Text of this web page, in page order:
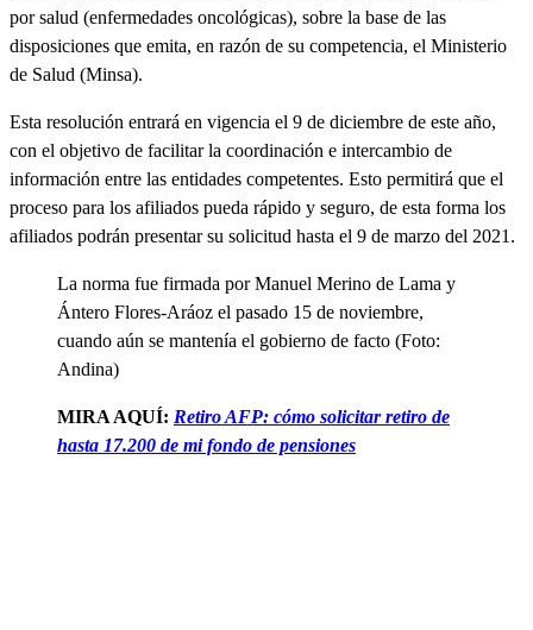
por salud (enfermedades oncológicas), sobre la base de las
disposiciones que emita, en razón de su competencia, el Ministerio
de Salud (Minsa).
Esta resolución entrará en vigencia el 9 de diciembre de este año,
con el objetivo de facilitar la coordinación e intercambio de
información entre las entidades competentes. Esto permitirá que el
proceso para los afiliados pueda rápido y seguro, de esta forma los
afiliados podrán presentar su solicitud hasta el 9 de marzo del 2021.
La norma fue firmada por Manuel Merino de Lama y
Ántero Flores-Aráoz el pasado 15 de noviembre,
cuando aún se mantenía el gobierno de facto (Foto:
Andina)
MIRA AQUÍ: Retiro AFP: cómo solicitar retiro de
hasta 17.200 de mi fondo de pensiones